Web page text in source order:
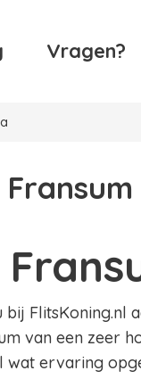
Vragen?
FlitsKoning.nl
van een zeer
wat ervaring